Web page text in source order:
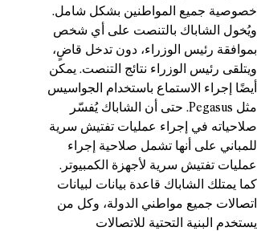
خصوصية جميع المواطنين بشكل شامل.
ويُخول الشاباك بالتنصت على أي شخص
بموافقة رئيس الوزراء، دون تدخل قاضٍ،
ويتلقى رئيس الوزراء نتائج التنصت. يمكن
أيضًا إجراء الاستماع باستخدام الجواسيس
مثل Pegasus. حتى أن الشاباك يُفسّر
صلاحياته في إجراء عمليات تفتيش سرية
للمباني على أنها تشمل صلاحية إجراء
عمليات تفتيش سرية لأجهزة الكمبيوتر.
كما يمتلك الشاباك قاعدة بيانات لبيانات
اتصالات جميع مواطني الدولة، وكل من
يستخدم البنية التحتية للاتصالات